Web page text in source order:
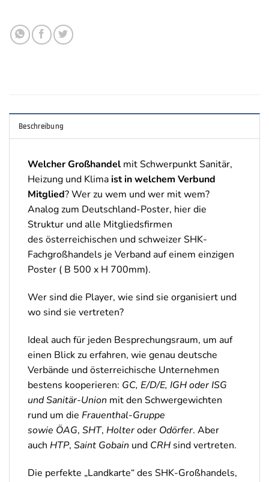
Beschreibung
Welcher Großhandel mit Schwerpunkt Sanitär,
Heizung und Klimaist in welchem Verbund
Mitglied? Wer zu wem und wer mit wem?
Analog zum Deutschland-Poster, hier die
Struktur und alle Mitgliedsfirmen
des österreichischen und schweizer SHK-
Fachgroßhandels je Verband auf einem einzigen
Poster ( B 500 x H 700mm).
Wer sind die Player, wie sind sie organisiert und
wo sind sie vertreten?
Ideal auch für jeden Besprechungsraum, um auf
einen Blick zu erfahren, wie genau deutsche
Verbände und österreichische Unternehmen
bestens kooperieren: GC, E/D/E, IGH oder ISG
und Sanitär-Union mit den Schwergewichten
rund um die Frauenthal-Gruppe
sowie ÖAG, SHT, Holteroder Odörfer. Aber
auch HTP, Saint Gobain und CRH sind vertreten.
Die perfekte „Landkarte“ des SHK-Großhandels,